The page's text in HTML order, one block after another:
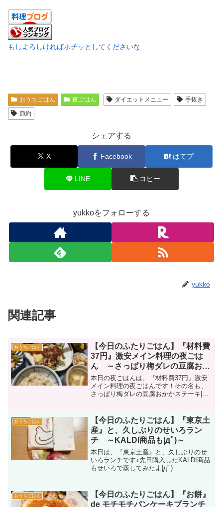
もしよろしければポチッとしてくださいな
おうちごはん 夜ごはん ダイエットメニュー
手抜き
節約
シェアする
X Facebook はてブ
LINE コピー
yukkoをフォローする
yukko
関連記事
おうちごはん
【今日のふたりごはん】『材料費
37円』激安メイン料理の夜ごは
ん ～さっぱり梅ダレの豆腐おか
かステーキ編|дﾟ)～
本日の夜ごはんは、『材料費37円』激安
メイン料理の夜ごはんです！その名も、
さっぱり梅ダレの豆腐おかかステーキ|дﾟ)
おうちごはん
【今日のふたりごはん】『東京土
産』と、久しぶりのせいろラン
チ ～KALDI商品も|дﾟ)～
本日は、『東京土産』と、久しぶりのせ
いろランチです♪先日購入したKALDI商品
もせいろで蒸してみたよ|дﾟ)
おうちごはん
【今日のふたりごはん】『お餅』
de モチモチパンケーキブランチ